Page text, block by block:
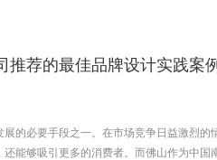
推荐的最佳品牌设计实践案
的必要手段之一。在市场竞争日益激烈的
能够吸引更多的消费者。而佛山作为中国